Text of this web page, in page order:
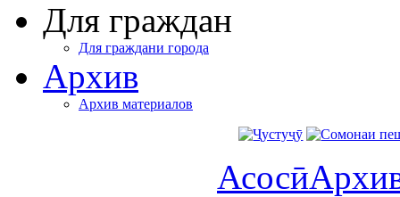
Для граждан
Для граждани города
Архив
Архив материалов
Асосӣ